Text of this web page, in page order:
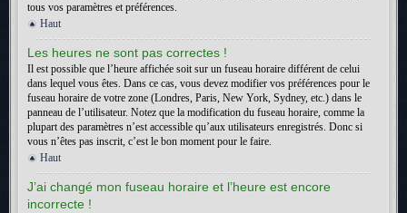
tous vos paramètres et préférences.
Haut
Les heures ne sont pas correctes !
Il est possible que l’heure affichée soit sur un fuseau horaire différent de celui
dans lequel vous êtes. Dans ce cas, vous devez modifier vos préférences pour le
fuseau horaire de votre zone (Londres, Paris, New York, Sydney, etc.) dans le
panneau de l’utilisateur. Notez que la modification du fuseau horaire, comme la
plupart des paramètres n’est accessible qu’aux utilisateurs enregistrés. Donc si
vous n’êtes pas inscrit, c’est le bon moment pour le faire.
Haut
J’ai changé mon fuseau horaire et l’heure est encore
incorrecte !